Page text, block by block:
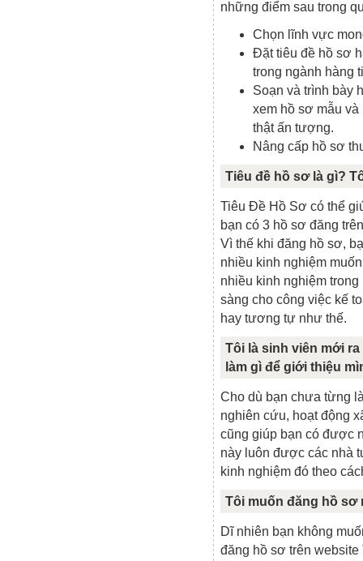
những điểm sau trong
Chọn lĩnh vực
Đặt tiêu đề hồ sơ
trong ngành hàng
Soạn và trình bày
xem hồ sơ mẫu
thật ấn tượng.
Nâng cấp hồ sơ
Tiêu đề hồ sơ là gì?
Tiêu Đề Hồ Sơ có thể
bạn có 3 hồ sơ đăng
Vì thế khi đăng hồ sơ,
nhiều kinh nghiệm
nhiều kinh nghiệm
sàng cho công việc kế
hay tương tự như thế.
Tôi là sinh viên mới
làm gì để giới thiệu
Cho dù bạn chưa từng
nghiên cứu, hoạt động
cũng giúp bạn có được
này luôn được các nhà
kinh nghiệm đó theo
Tôi muốn đăng hồ sơ
Dĩ nhiên bạn không
đăng hồ sơ trên website